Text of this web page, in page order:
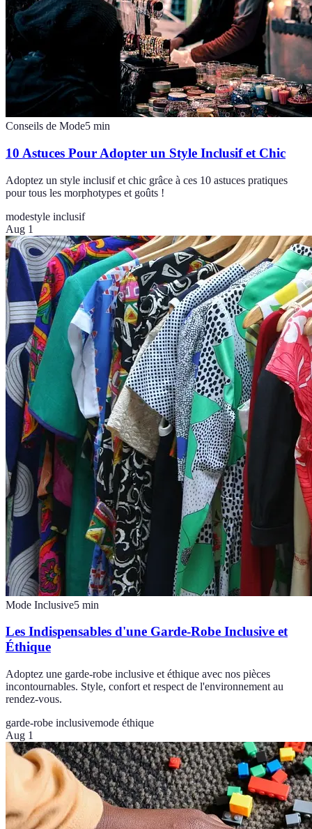
Conseils de Mode5 min
10 Astuces Pour Adopter un Style Inclusif et Chic
Adoptez un style inclusif et chic grâce à ces 10 astuces pratiques
pour tous les morphotypes et goûts !
modestyle inclusif
Aug 1
Mode Inclusive5 min
Les Indispensables d'une Garde-Robe Inclusive et
Éthique
Adoptez une garde-robe inclusive et éthique avec nos pièces
incontournables. Style, confort et respect de l'environnement au
rendez-vous.
garde-robe inclusivemode éthique
Aug 1